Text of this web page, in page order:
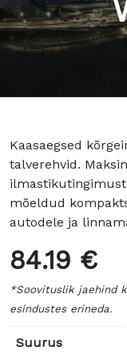
Kaasaegsed
talverehvid.
mõeldud
autodele ja
84.19 €
*Soovituslik jaehind
esindustes erineda.
Suurus